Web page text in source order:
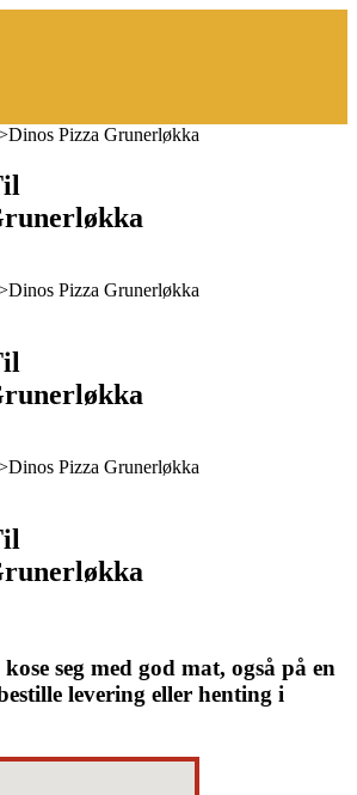
seg med god mat, også på en
levering eller henting i